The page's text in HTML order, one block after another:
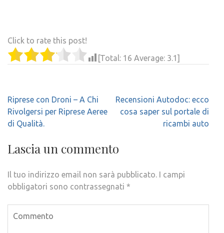
Click to rate this post!
[Total: 16 Average: 3.1]
Navigazione
articoli
Riprese con Droni – A Chi
Rivolgersi per Riprese Aeree
di Qualità.
Recensioni Autodoc: ecco
cosa saper sul portale di
ricambi auto
Lascia un commento
Il tuo indirizzo email non sarà pubblicato. I campi
obbligatori sono contrassegnati *